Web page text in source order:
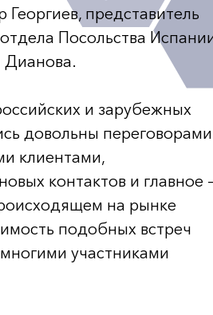
представитель
Посольства
Дианова.
и зарубежных
довольны переговорами
клиентами,
контактов и главное
на рынке
подобных встреч
участниками